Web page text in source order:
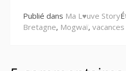
Publié dans Ma L♥uve Story
Bretagne, Mogwaï,